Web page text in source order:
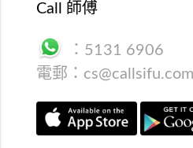
Call 師傅
： 5131 6906
電郵： cs@callsifu.com